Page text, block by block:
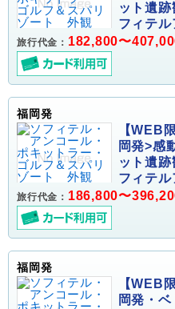
ット遺
フィテ
旅行代金： 182,800〜
福岡発
【WEB
岡発>感
ット遺
フィテ
旅行代金： 186,800〜
福岡発
【WEB
岡発・